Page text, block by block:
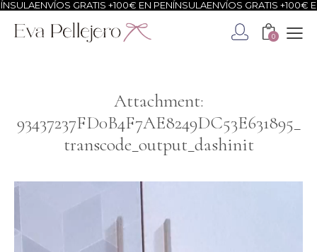
ENVÍOS GRATIS +100€ EN PENÍNSULAENVÍOS GRATIS +100€ EN
0
Attachment:
93437237FD0B4F7AE8249DC53E631895_
transcode_output_dashinit
Reproductor